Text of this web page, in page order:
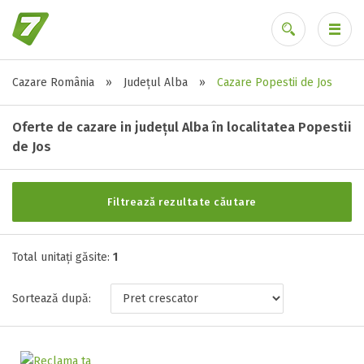
Cazare România » Județul Alba » Cazare Popestii de Jos
Oferte de cazare in județul Alba în localitatea Popestii
de Jos
Filtrează rezultate căutare
Alte tipuri de unități
Toate tipurile de unitati de cazari
Cabana ( 1 )
Stele / margarete
Neclasificat
1 stea / margareta
2 stele / margarete
3 stele / margarete
4 stele / margarete
Total unitați găsite: 1
Sortează după: